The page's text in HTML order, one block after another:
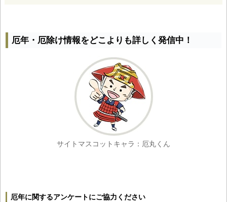
厄年・厄除け情報をどこよりも詳しく発信中！
サイトマスコットキャラ：厄丸くん
厄年に関するアンケートにご協力ください